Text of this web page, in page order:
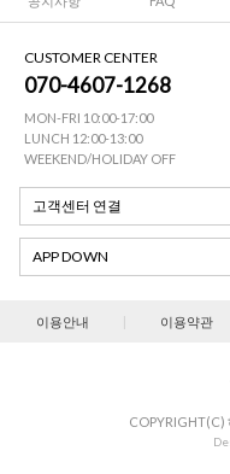
CUSTOMER CENTER
070-4607-1268
MON-FRI 10:00-17:00
LUNCH 12:00-13:00
WEEKEND/HOLIDAY OFF
고객센터 연결
APP DOWN
이용안내 | 이용약관
COPYRIGHT(C)